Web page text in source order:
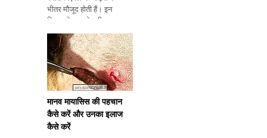
भीतर मौजूद होती हैं। इन
लिम्फ नोड्स को शरीर द्वारा
अलग किया जा सकता है,
लेकिन ज्यादातर गर्दन, बगल
और ग्रोन जैसे स्थानों में समूहों
में मौजूद हैं। प्रत्येक समूह
आम तौर
मानव मायासिस की पहचान
कैसे करें और उनका इलाज
कैसे करें